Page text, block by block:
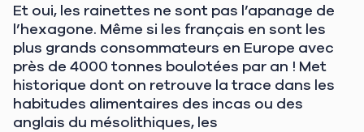
Et oui, les rainettes ne sont pas l’apanage de
l’hexagone. Même si les français en sont les
plus grands consommateurs en Europe avec
près de 4000 tonnes boulotées par an ! Met
historique dont on retrouve la trace dans les
habitudes alimentaires des incas ou des
anglais du mésolithiques, les